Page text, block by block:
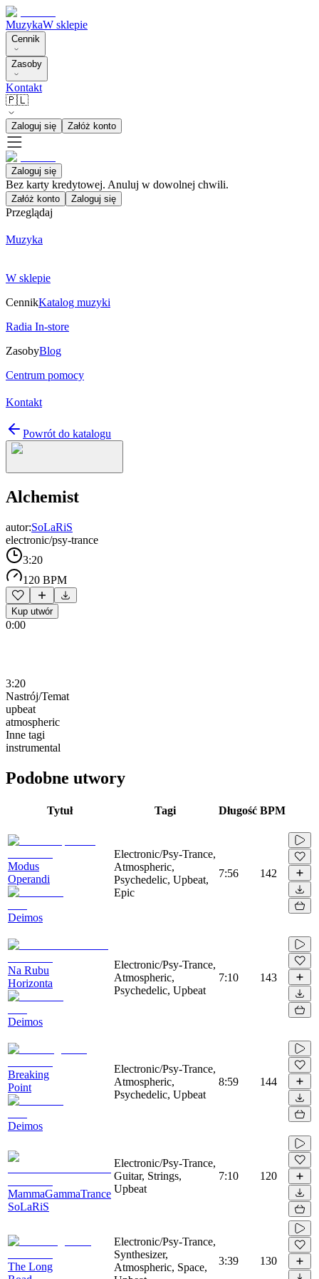
MuzykaW sklepie
Cennik
Zasoby
Kontakt
🇵🇱
Zaloguj się Załóż konto
Zaloguj się
Bez karty kredytowej. Anuluj w dowolnej chwili.
Załóż konto Zaloguj się
Przeglądaj
Muzyka
W sklepie
CennikKatalog muzyki
Radia In-store
ZasobyBlog
Centrum pomocy
Kontakt
Powrót do katalogu
Alchemist
autor:SoLaRiS
electronic/psy-trance
3:20
120 BPM
Kup utwór
0:00
3:20
Nastrój/Temat
upbeat
atmospheric
Inne tagi
instrumental
Podobne utwory
Tytuł Tagi Długość BPM
Modus
Operandi
Deimos
Electronic/Psy-Trance,
Atmospheric,
Psychedelic, Upbeat,
Epic
7:56 142
Na Rubu
Horizonta
Deimos
Electronic/Psy-Trance,
Atmospheric,
Psychedelic, Upbeat
7:10 143
Breaking
Point
Deimos
Electronic/Psy-Trance,
Atmospheric,
Psychedelic, Upbeat
8:59 144
MammaGammaTrance
SoLaRiS
Electronic/Psy-Trance,
Guitar, Strings,
Upbeat
7:10 120
The Long
Electronic/Psy-Trance,
Synthesizer,
Atmospheric, Space,
3:39 130